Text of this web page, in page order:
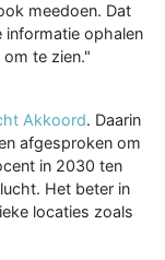
meedoen. Dat
informatie ophalen
te zien."
Akkoord. Daarin
afgesproken om
in 2030 ten
Het beter in
locaties zoals